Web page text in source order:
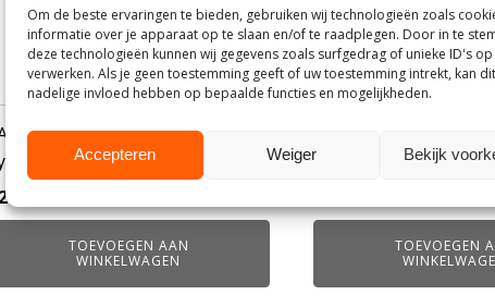
Om de beste ervaringen te bieden, gebruiken wij technologieën zoals
informatie over je apparaat op te slaan en/of te raadplegen. Door in te
deze technologieën kunnen wij gegevens zoals surfgedrag of unieke ID's
verwerken. Als je geen toestemming geeft of uw toestemming intrekt, kan
nadelige invloed hebben op bepaalde functies en mogelijkheden.
Accepteren Weiger Bekijk
I_Indy - Taupe -
- 200x290 cm
249,00
TOEVOEGEN AAN
WINKELWAGEN
TOEVOEGEN